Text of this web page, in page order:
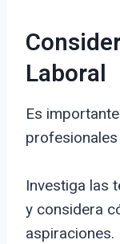
Laboral
Es
Investiga las
y considera
aspiraciones.